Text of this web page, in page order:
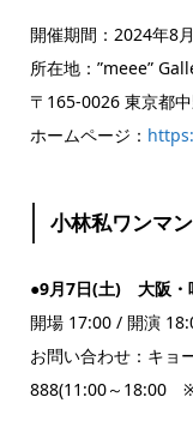
開催期間：2024年8
所在地：”meee”
〒165-0026 東京都
ホームページ：
小林私ワンマ
●9月7日(土) 大阪・
開場 17:00 / 開演
お問い合わせ：キ
888(11:00～18:00 ※